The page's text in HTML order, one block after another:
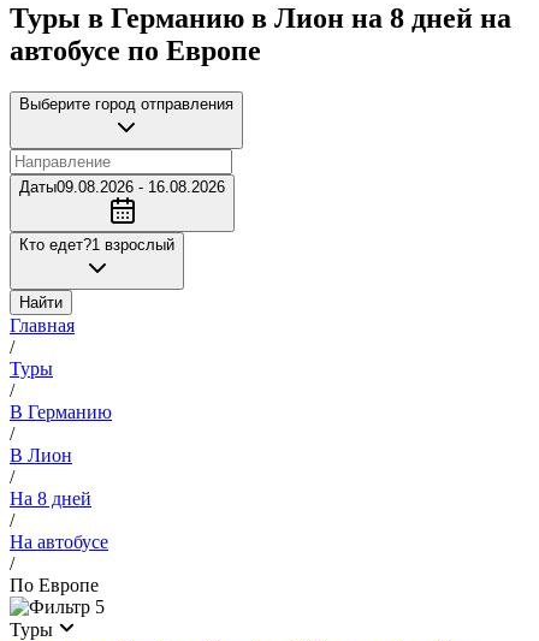
Туры в Германию в Лион на 8 дней на
автобусе по Европе
Выберите город отправления
Даты09.08.2026 - 16.08.2026
Кто едет?1 взрослый
Найти
Главная
/
Туры
/
В Германию
/
В Лион
/
На 8 дней
/
На автобусе
/
По Европе
5
Туры